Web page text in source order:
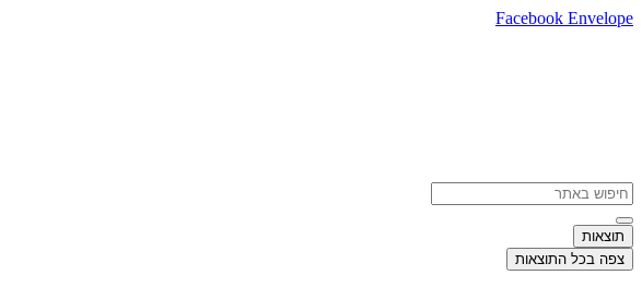
דלג
Facebook Envelope
Search
...
תוצאות
צפה בכל התוצאות